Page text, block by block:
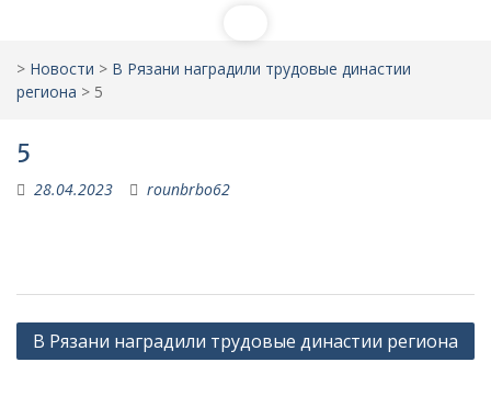
> Новости > В Рязани наградили трудовые династии
региона > 5
5
28.04.2023 rounbrbo62
Навигация
по
В Рязани наградили трудовые династии региона